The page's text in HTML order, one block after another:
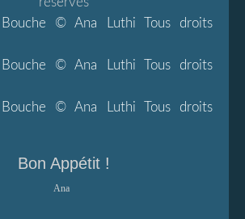
Bon Appétit !
Ana